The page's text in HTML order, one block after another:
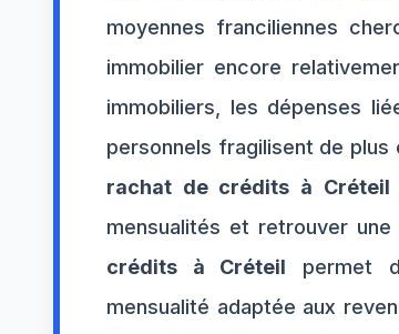
moyennes franciliennes
immobilier encore
immobiliers, les dépenses
personnels fragilisent de
rachat de crédits à Créteil
mensualités et retrouver
crédits à Créteil permet
mensualité adaptée aux